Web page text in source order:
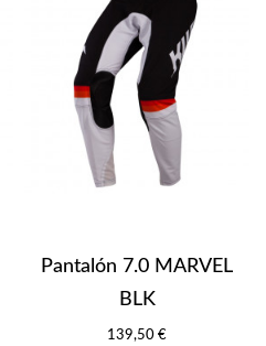
Pantalón 7.0 MARVEL
BLK
139,50 €